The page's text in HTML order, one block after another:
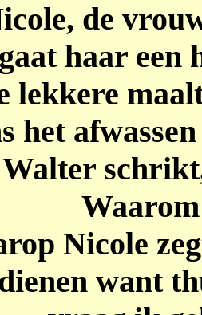
de
haar een
lekkere
het
Nicole
want